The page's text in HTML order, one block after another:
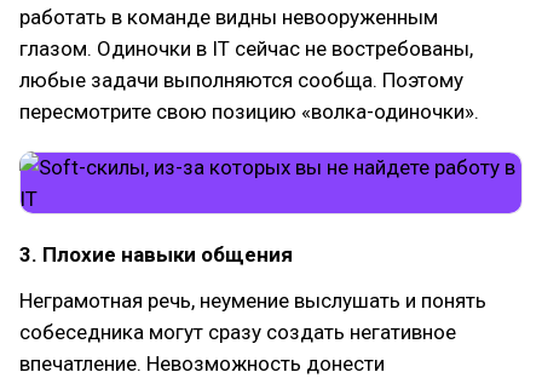
работать в команде видны невооруженным
глазом. Одиночки в IT сейчас не востребованы,
любые задачи выполняются сообща. Поэтому
пересмотрите свою позицию «волка-одиночки».
3. Плохие навыки общения
Неграмотная речь, неумение выслушать и понять
собеседника могут сразу создать негативное
впечатление. Невозможность донести